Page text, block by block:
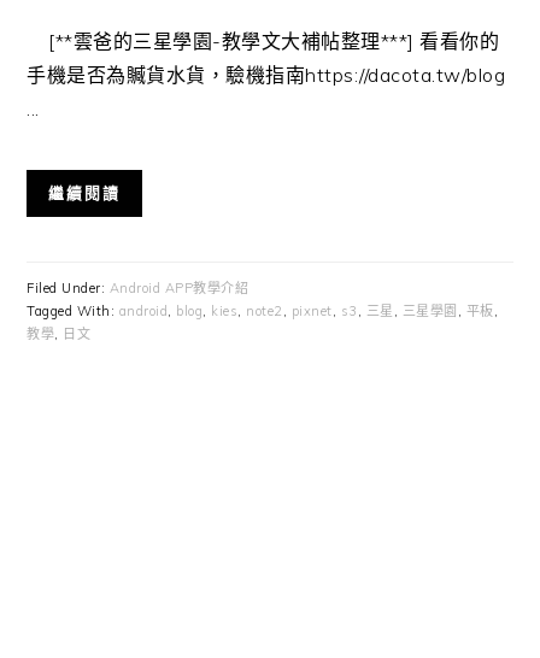
[**雲爸的三星學園-教學文大補帖整理***] 看看你的
手機是否為贓貨水貨，驗機指南https://dacota.tw/blog
...
繼續閱讀
Filed Under: Android APP教學介紹
Tagged With: android , blog, kies, note2 , pixnet, s3 , 三星 , 三星學園 , 平板 ,
教學, 日文